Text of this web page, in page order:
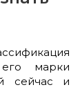
марки
сейчас и